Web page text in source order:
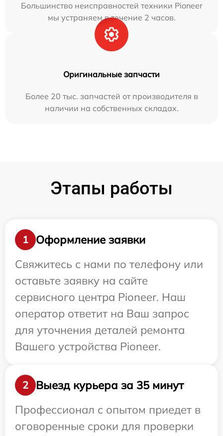
Большинство неисправностей техники Pioneer
мы устраняем в течение 2 часов.
Оригинальные запчасти
Более 20 тыс. запчастей от производителя в
наличии на собственных складах.
Этапы работы
1
Оформление заявки
Свяжитесь с нами по телефону или
оставьте заявку на сайте
сервисного центра Pioneer. Наш
оператор ответит на Ваш запрос
для уточнения деталей ремонта
Вашего устройства Pioneer.
2
Выезд курьера за 35 минут
Профессионал с опытом приедет в
оговоренные сроки для проверки